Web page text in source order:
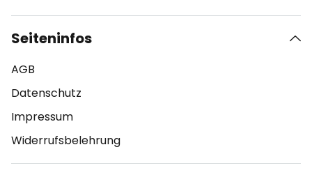
Seiteninfos
AGB
Datenschutz
Impressum
Widerrufsbelehrung